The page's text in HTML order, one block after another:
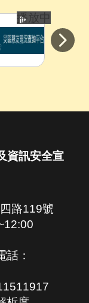
播放中
資訊安全宣
路119號
：